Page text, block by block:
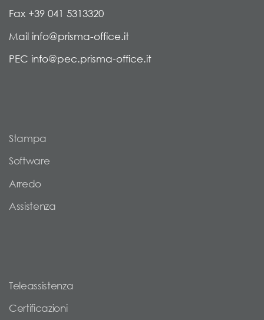
Fax +39 041 5313320
Mail info@prisma-office.it
PEC info@pec.prisma-office.it
Stampa
Software
Arredo
Assistenza
Teleassistenza
Certificazioni